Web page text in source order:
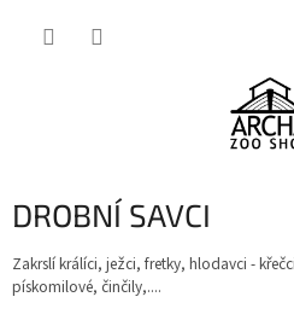
DROBNÍ SAVCI
Zakrslí králíci, ježci, fretky, hlodavci -
pískomilové, činčily,....